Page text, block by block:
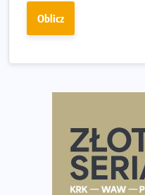
dniu.
wybiera wyzwanie
Praska 5k Run
Największy Bieg
Ponad 12 tysięcy
Tętno vs tempo – czym
Oblicz